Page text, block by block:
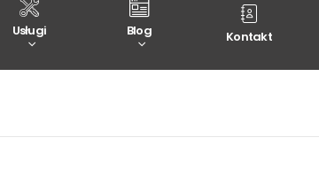
Usługi Blog Kontakt